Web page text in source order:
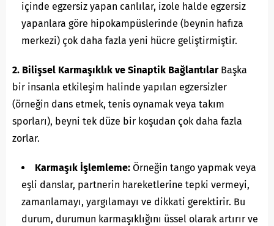
içinde egzersiz yapan canlılar, izole halde egzersiz
yapanlara göre hipokampüslerinde (beynin hafıza
merkezi) çok daha fazla yeni hücre geliştirmiştir.
2. Bilişsel Karmaşıklık ve Sinaptik BağlantılarBaşka
bir insanla etkileşim halinde yapılan egzersizler
(örneğin dans etmek, tenis oynamak veya takım
sporları), beyni tek düze bir koşudan çok daha fazla
zorlar.
Karmaşık İşlemleme: Örneğin tango yapmak veya
eşli danslar, partnerin hareketlerine tepki vermeyi,
zamanlamayı, yargılamayı ve dikkati gerektirir. Bu
durum, durumun karmaşıklığını üssel olarak artırır ve